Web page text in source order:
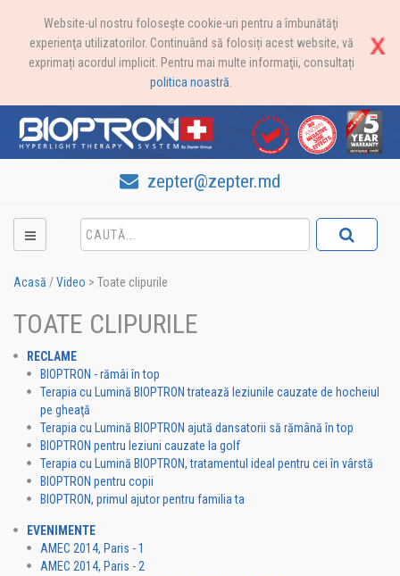
Website-ul nostru foloseşte cookie-uri pentru a îmbunătăţi
experienţa utilizatorilor. Continuând să folosiți acest website, vă
exprimați acordul implicit. Pentru mai multe informaţii, consultați
politica noastră
zepter@zepter.md
Acasă /Video > Toate clipurile
TOATE CLIPURILE
RECLAME
BIOPTRON - rămâi în top
Terapia cu Lumină BIOPTRON tratează leziunile cauzate de hocheiul
pe gheaţă
Terapia cu Lumină BIOPTRON ajută dansatorii să rămână în top
BIOPTRON pentru leziuni cauzate la golf
Terapia cu Lumină BIOPTRON, tratamentul ideal pentru cei în vârstă
BIOPTRON pentru copii
BIOPTRON, primul ajutor pentru familia ta
EVENIMENTE
AMEC 2014, Paris - 1
AMEC 2014, Paris - 2